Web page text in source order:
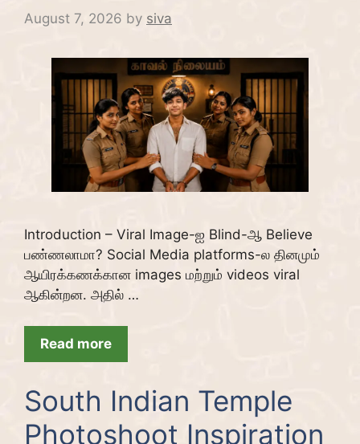
August 7, 2026 by siva
Introduction – Viral Image-ஐ Blind-ஆ Believe
பண்ணலாமா? Social Media platforms-ல தினமும்
ஆயிரக்கணக்கான images மற்றும் videos viral
ஆகின்றன. அதில் …
Read more
South Indian Temple
Photoshoot Inspiration